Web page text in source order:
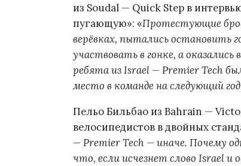
из Soudal — Quick Step в
пугающую»: «Протестующие
верёвках, пытались
участвовать в гонке, а
ребята из Israel — Premier Tech
место в команде на следующий год
Пельо Бильбао из Bahrain —
велосипедистов в двойных
— Premier Tech — иначе. Почему
что, если исчезнет слово Israel